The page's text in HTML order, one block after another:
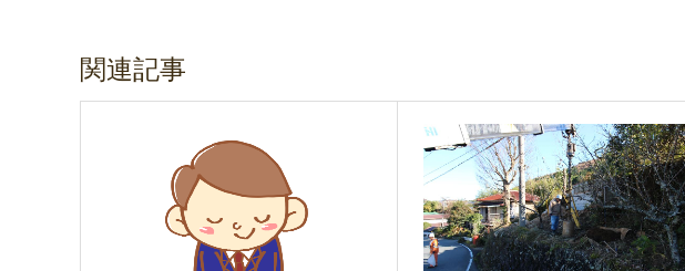
関連記事